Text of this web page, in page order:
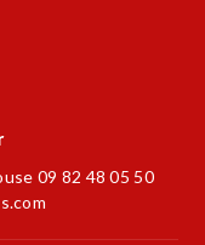
09 82 48 05 50